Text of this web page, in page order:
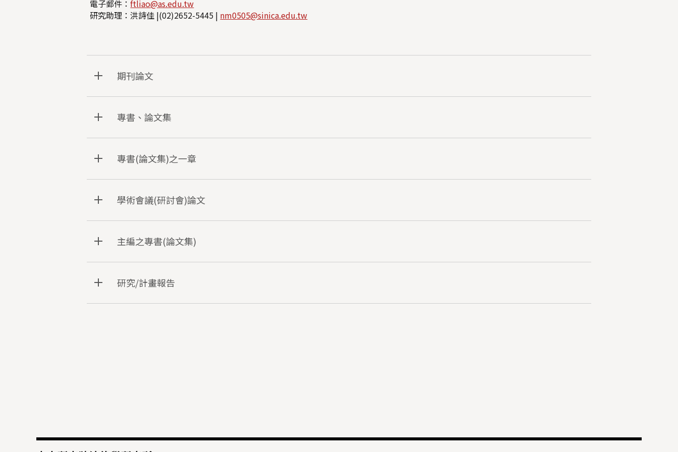
電子郵件：ftliao@as.edu.tw
研究助理：洪詩佳 |(02)2652-5445 | nm0505@sinica.edu.tw
期刊論文
專書、論文集
專書(論文集)之一章
學術會議(研討會)論文
主編之專書(論文集)
研究/計畫報告